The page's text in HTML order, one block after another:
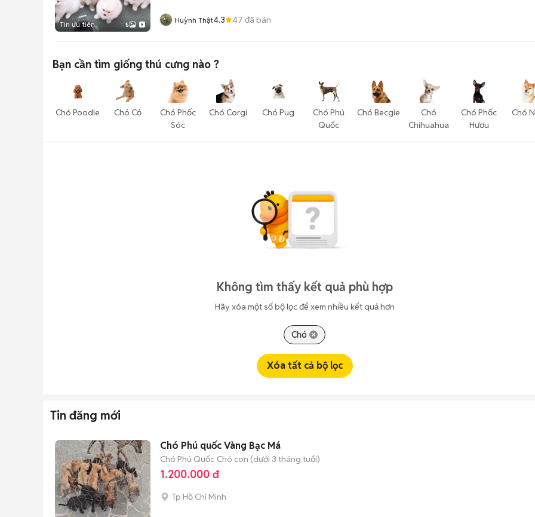
Tin ưu tiên 5 Huỳnh Thật4.3 47 đã bán
Bạn cần tìm giống thú cưng nào ?
Chó Poodle Chó Cỏ
Chó Phốc
Sóc
Chó Corgi Chó Pug
Chó Phú
Quốc
Chó Becgie
Chó
Chihuahua
Chó Phốc
Hươu
Chó
Không tìm thấy kết quả phù hợp
Hãy xóa một số bộ lọc để xem nhiều kết quả hơn
Chó
Xóa tất cả bộ lọc
Tin đăng mới
Chó Phú quốc Vàng Bạc Má
Chó Phú Quốc Chó con (dưới 3 tháng tuổi)
1.200.000 đ
Tp Hồ Chí Minh